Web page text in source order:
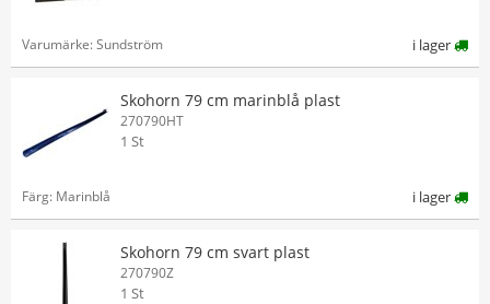
Varumärke: Sundström i lager
Skohorn 79 cm marinblå plast
270790HT
1 St
Färg: Marinblå i lager
Skohorn 79 cm svart plast
270790Z
1 St